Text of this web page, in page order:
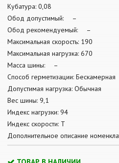
Кубатура: 0,08
Обод допустимый: –
Обод рекомендуемый: –
Максимальная скорость: 190
Максимальная нагрузка: 670
Масса шины: –
Способ герметизации: Бескамерная
Допустимая нагрузка: Обычная
Вес шины: 9,1
Индекс нагрузки: 94
Индекс скорости: T
Дополнительное описание